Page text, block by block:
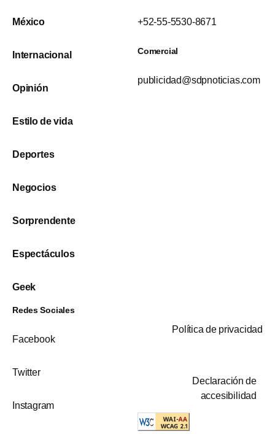
México
Internacional
Opinión
Estilo de vida
Deportes
Negocios
Sorprendente
Espectáculos
Geek
+52-55-5530-8671
Comercial
publicidad@sdpnoticias.com
Redes Sociales
Facebook
Twitter
Instagram
Política de privacidad
Declaración de
accesibilidad